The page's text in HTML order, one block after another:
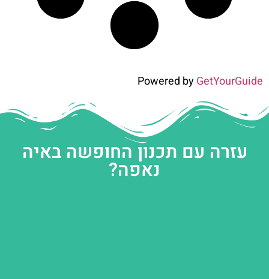
Powered byGetYourGuide
עזרה עם תכנון החופשה באיה
נאפה?